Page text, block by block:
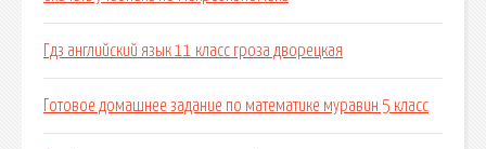
Гдз английский язык 11 класс гроза дворецкая
Готовое домашнее задание по математике муравин 5 класс